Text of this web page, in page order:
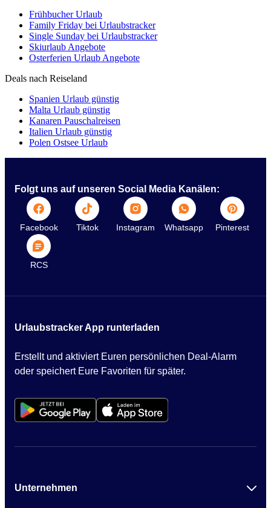
Frühbucher Urlaub
Family Friday bei Urlaubstracker
Single Sunday bei Urlaubstracker
Skiurlaub Angebote
Osterferien Urlaub Angebote
Deals nach Reiseland
Spanien Urlaub günstig
Malta Urlaub günstig
Kanaren Pauschalreisen
Italien Urlaub günstig
Polen Ostsee Urlaub